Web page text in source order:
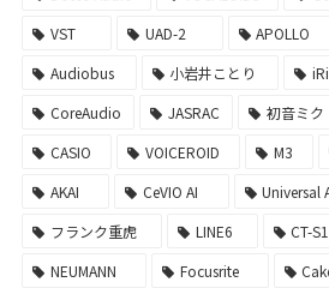
VST
UAD-2 APOLLO
Audiobus
小岩井ことり
CoreAudio
JASRAC 初音ミク
CASIO
VOICEROID M3
AKAI
CeVIO AI Universal
フランク重虎
LINE6 CT-
NEUMANN
Focusrite